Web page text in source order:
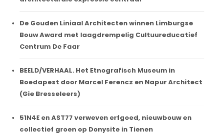
De Gouden Liniaal Architecten winnen Limburgse
Bouw Award met laagdrempelig Cultuureducatief
Centrum De Faar
BEELD/VERHAAL. Het Etnografisch Museum in
Boedapest door Marcel Ferencz en Napur Architect
(Gie Bresseleers)
51N4E en AST77 verweven erfgoed, nieuwbouw en
collectief groen op Donysite in Tienen